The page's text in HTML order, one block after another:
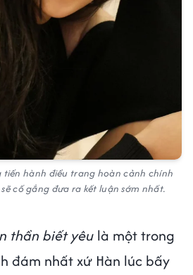
tiến hành điều trang hoàn cảnh chính
cố gắng đưa ra kết luận sớm nhất.
thần biết yêu là một trong
đám nhất xứ Hàn lúc bấy